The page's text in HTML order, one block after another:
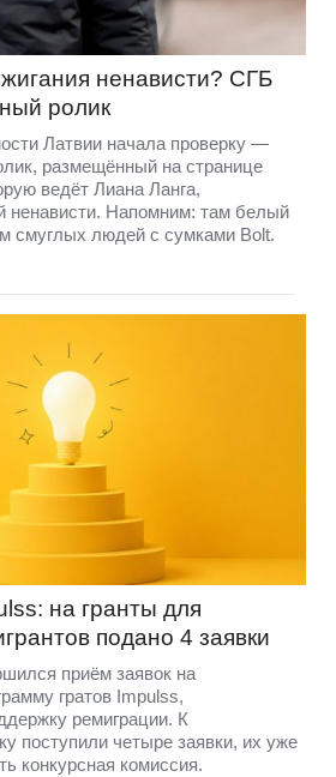
ненависти? СГБ
ролик
Латвии начала проверку —
размещённый на странице
ведёт Лиана Ланга,
ненависти. Напомним: там белый
смуглых людей с сумками Bolt.
на гранты для
подано 4 заявки
приём заявок на
гратов Impulss,
ремиграции. К
поступили четыре заявки, их уже
конкурсная комиссия.